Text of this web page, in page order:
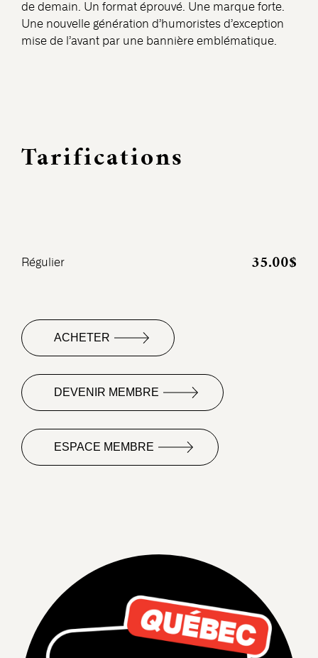
de demain. Un format éprouvé. Une marque forte.
Une nouvelle génération d’humoristes d’exception
mise de l’avant par une bannière emblématique.
Tarifications
Régulier 35.00$
ACHETER
DEVENIR MEMBRE
ESPACE MEMBRE